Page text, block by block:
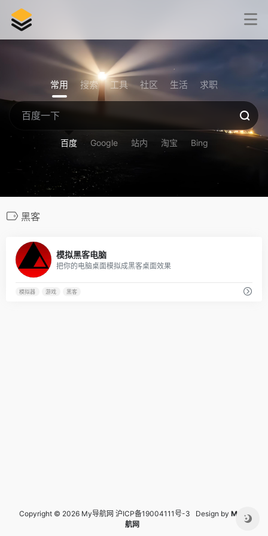
常用 搜索 工具 社区 生活 求职
百度 Google 站内 淘宝 Bing
黑客
模拟黑客电脑
把你的电脑桌面模拟成黑客桌面效果
模拟器 游戏 黑客
Copyright © 2026 My导航网 沪ICP备19004111号-3 Design by My导
航网